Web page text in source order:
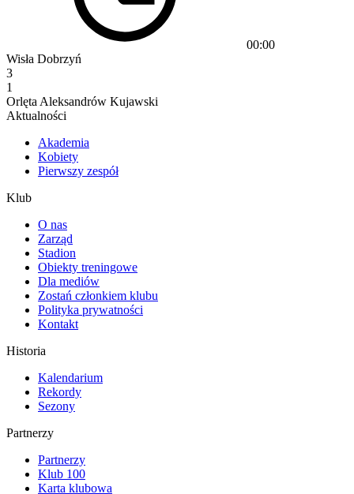
00:00
Wisła Dobrzyń
3
1
Orlęta Aleksandrów Kujawski
Aktualności
Akademia
Kobiety
Pierwszy zespół
Klub
O nas
Zarząd
Stadion
Obiekty treningowe
Dla mediów
Zostań członkiem klubu
Polityka prywatności
Kontakt
Historia
Kalendarium
Rekordy
Sezony
Partnerzy
Partnerzy
Klub 100
Karta klubowa